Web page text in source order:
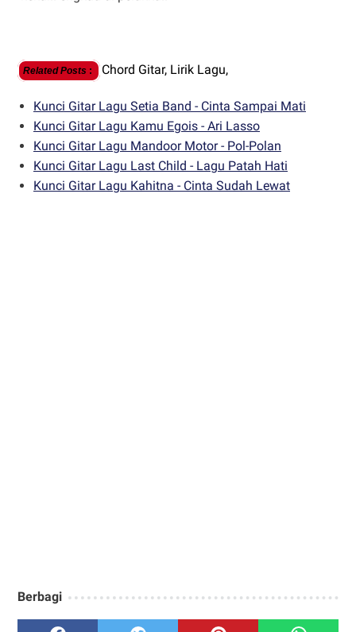
Related Posts : Chord Gitar, Lirik Lagu,
Kunci Gitar Lagu Setia Band - Cinta Sampai Mati
Kunci Gitar Lagu Kamu Egois - Ari Lasso
Kunci Gitar Lagu Mandoor Motor - Pol-Polan
Kunci Gitar Lagu Last Child - Lagu Patah Hati
Kunci Gitar Lagu Kahitna - Cinta Sudah Lewat
Berbagi